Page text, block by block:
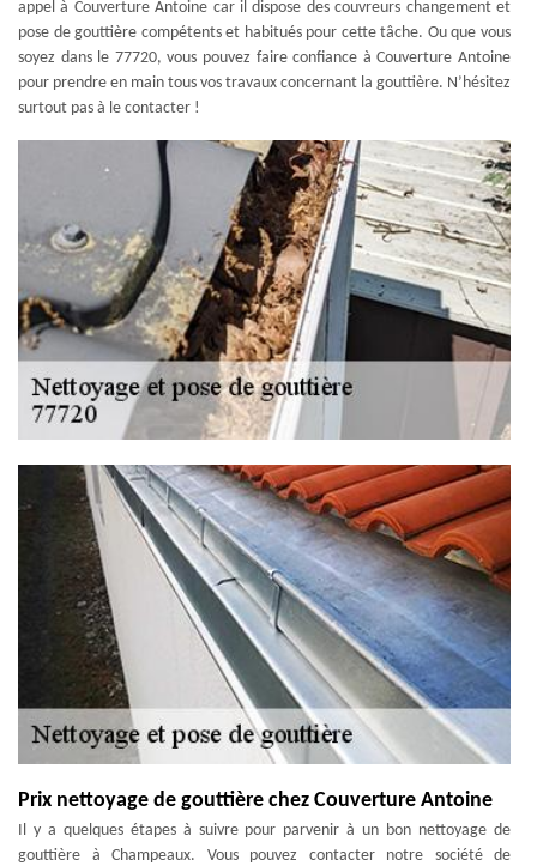
appel à Couverture Antoine car il dispose des couvreurs changement et
pose de gouttière compétents et habitués pour cette tâche. Ou que vous
soyez dans le 77720, vous pouvez faire confiance à Couverture Antoine
pour prendre en main tous vos travaux concernant la gouttière. N’hésitez
surtout pas à le contacter !
Prix nettoyage de gouttière chez Couverture Antoine
Il y a quelques étapes à suivre pour parvenir à un bon nettoyage de
gouttière à Champeaux. Vous pouvez contacter notre société de